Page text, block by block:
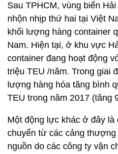
Sau TPHCM, vùng biển
nhộn nhịp thứ hai tại Việt
khối lượng hàng container
Nam. Hiện tại, ở khu vực
container đang hoạt động
triệu TEU /năm. Trong giai
lượng hàng hóa tăng bình
TEU trong năm 2017 (tăng
Một động lực khác ở đây là
chuyển từ các cảng
nguồn do các công ty vận